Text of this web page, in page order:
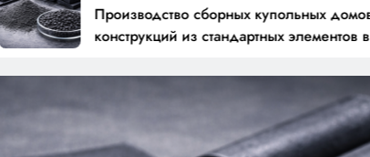
Производство сборных купольных домов и
конструкций из стандартных элементов в России